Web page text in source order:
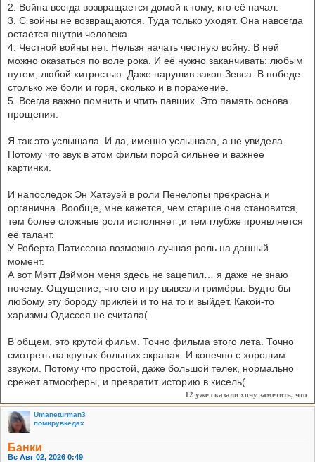
2. Война всегда возвращается домой к тому, кто её начал.
3. С войны не возвращаются. Туда только уходят. Она навсегда
остаётся внутри человека.
4. Честной войны нет. Нельзя начать честную войну. В ней
можно оказаться по воле рока. И её нужно заканчивать: любым
путем, любой хитростью. Даже нарушив закон Зевса. В победе
столько же боли и горя, сколько и в поражение.
5. Всегда важно помнить и чтить павших. Это память основа
прощения.
Я так это услышала. И да, именно услышала, а не увидела.
Потому что звук в этом фильм порой сильнее и важнее
картинки.
И напоследок Эн Хатэуэй в роли Пенелопы прекрасна и
органична. Вообще, мне кажется, чем старше она становится,
тем более сложные роли исполняет ,и тем глубже проявляется
её талант.
У Роберта Патиссона возможно лучшая роль на данный
момент.
А вот Мэтт Дэймон меня здесь не зацепил… я даже не знаю
почему. Ощущение, что его игру вывезли гримёры. Будто бы
любому эту бороду приклей и то на то и выйдет. Какой-то
харизмы Одиссея не считала(
В общем, это крутой фильм. Точно фильма этого лета. Точно
смотреть на крутых больших экранах. И конечно с хорошим
звуком. Потому что простой, даже большой телек, нормально
срежет атмосферы, и превратит историю в кисель(
12 уже сказали хочу заметить, что
Umaneturman3
помирувкедах
Банки
Вс Авг 02, 2026 0:49